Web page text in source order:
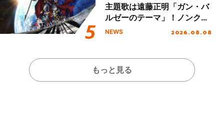
主題歌は遠藤正明「ガン・バ
ルゼーのテーマ」！ノンクレ
ジットエンディング映像も公
NEWS 2026.08.08
もっと見る